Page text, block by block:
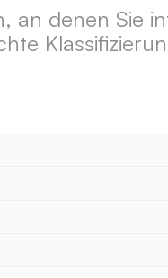
an denen Sie